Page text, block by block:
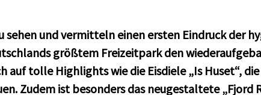
sehen und vermitteln einen ersten Eindruck der
größtem Freizeitpark den
auf tolle Highlights wie die Eisdiele „Is Huset“,
Zudem ist besonders das neugestaltete „Fjord